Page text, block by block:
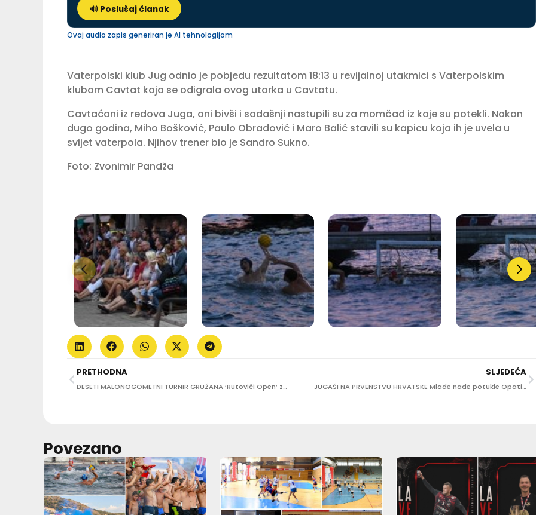
🔊 Poslušaj članak
Ovaj audio zapis generiran je AI tehnologijom
Vaterpolski klub Jug odnio je pobjedu rezultatom 18:13 u revijalnoj utakmici s Vaterpolskim
klubom Cavtat koja se odigrala ovog utorka u Cavtatu.
Cavtaćani iz redova Juga, oni bivši i sadašnji nastupili su za momčad iz koje su potekli. Nakon
dugo godina, Miho Bošković, Paulo Obradović i Maro Balić stavili su kapicu koja ih je uvela u
svijet vaterpola. Njihov trener bio je Sandro Sukno.
Foto: Zvonimir Pandža
PRETHODNA
DESETI MALONOGOMETNI TURNIR GRUŽANA ‘Rutovići Open’ za sve koji vole društvo i veselje
SLJEDEĆA
JUGAŠI NA PRVENSTVU HRVATSKE Mlađe nade potukle Opatiju rezultatom 20:2
Povezano